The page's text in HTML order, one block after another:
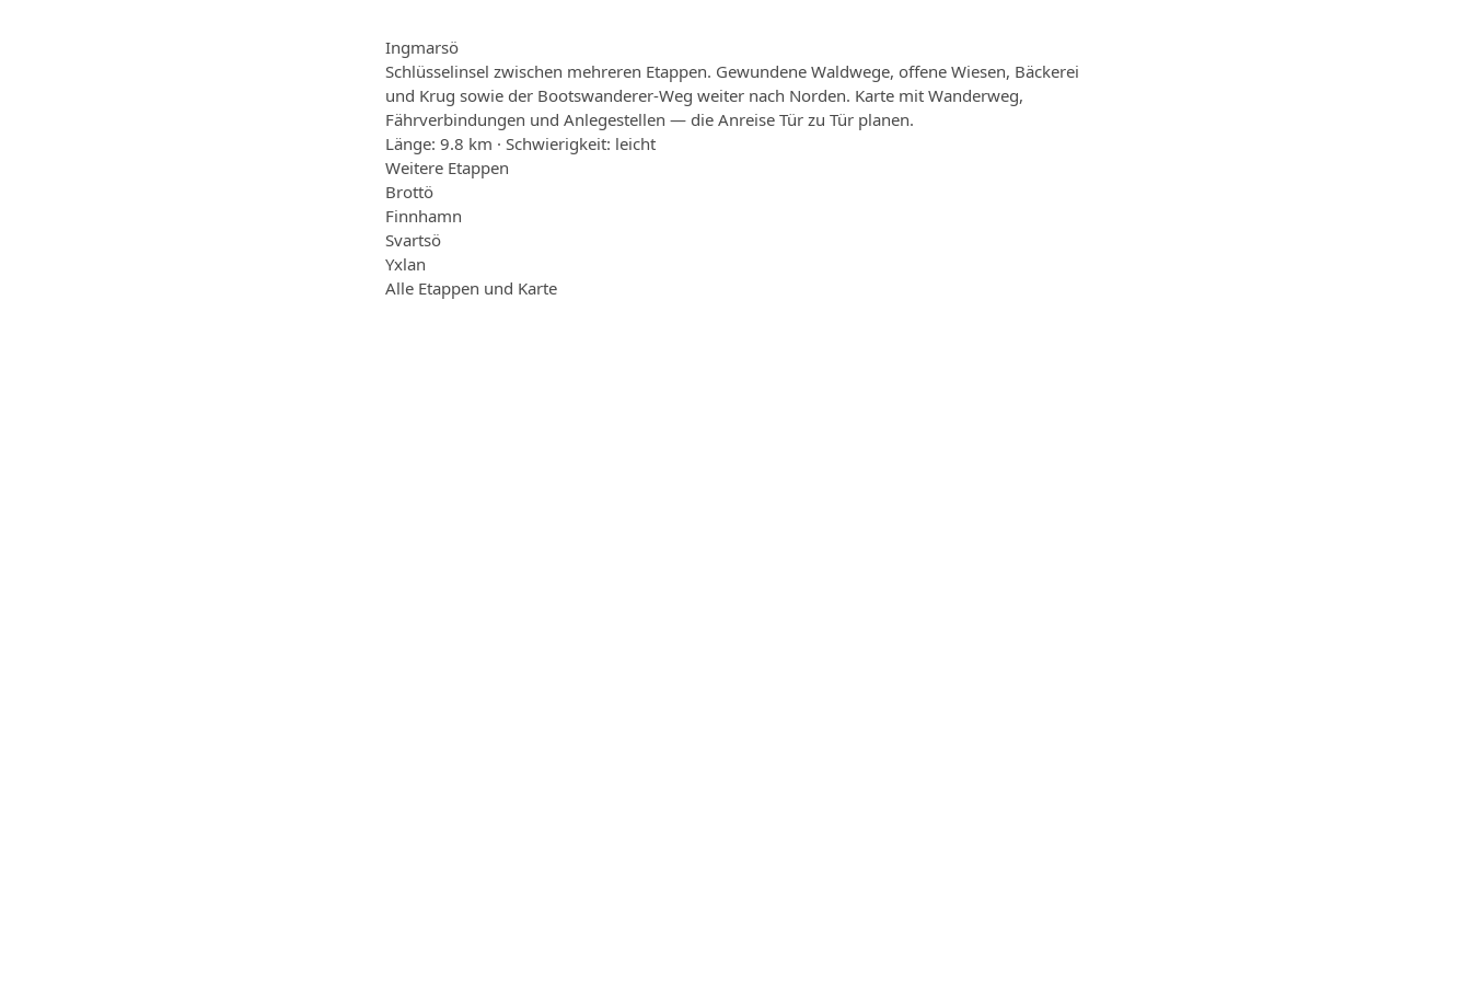
Ingmarsö
Schlüsselinsel zwischen mehreren Etappen. Gewundene Waldwege, offene Wiesen, Bäckerei
und Krug sowie der Bootswanderer-Weg weiter nach Norden. Karte mit Wanderweg,
Fährverbindungen und Anlegestellen — die Anreise Tür zu Tür planen.
Länge: 9.8 km · Schwierigkeit: leicht
Weitere Etappen
Brottö
Finnhamn
Svartsö
Yxlan
Alle Etappen und Karte